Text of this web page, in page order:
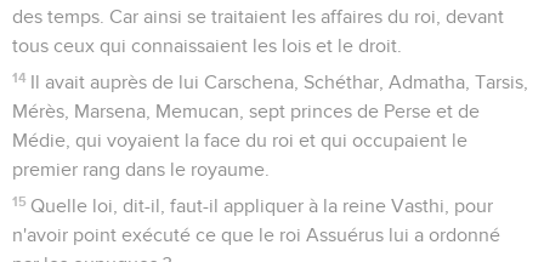
Chroniques en présence du roi.
Seuls les Évangiles sont disponibles en vidéo pour le moment.
Conflit entre Haman et Mardochée
1